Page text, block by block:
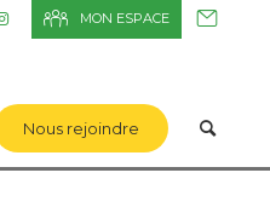
MON ESPACE
Nous rejoindre